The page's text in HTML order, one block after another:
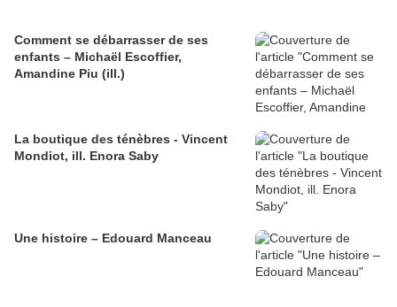
Comment se débarrasser de ses
enfants – Michaël Escoffier,
Amandine Piu (ill.)
La boutique des ténèbres - Vincent
Mondiot, ill. Enora Saby
Une histoire – Edouard Manceau